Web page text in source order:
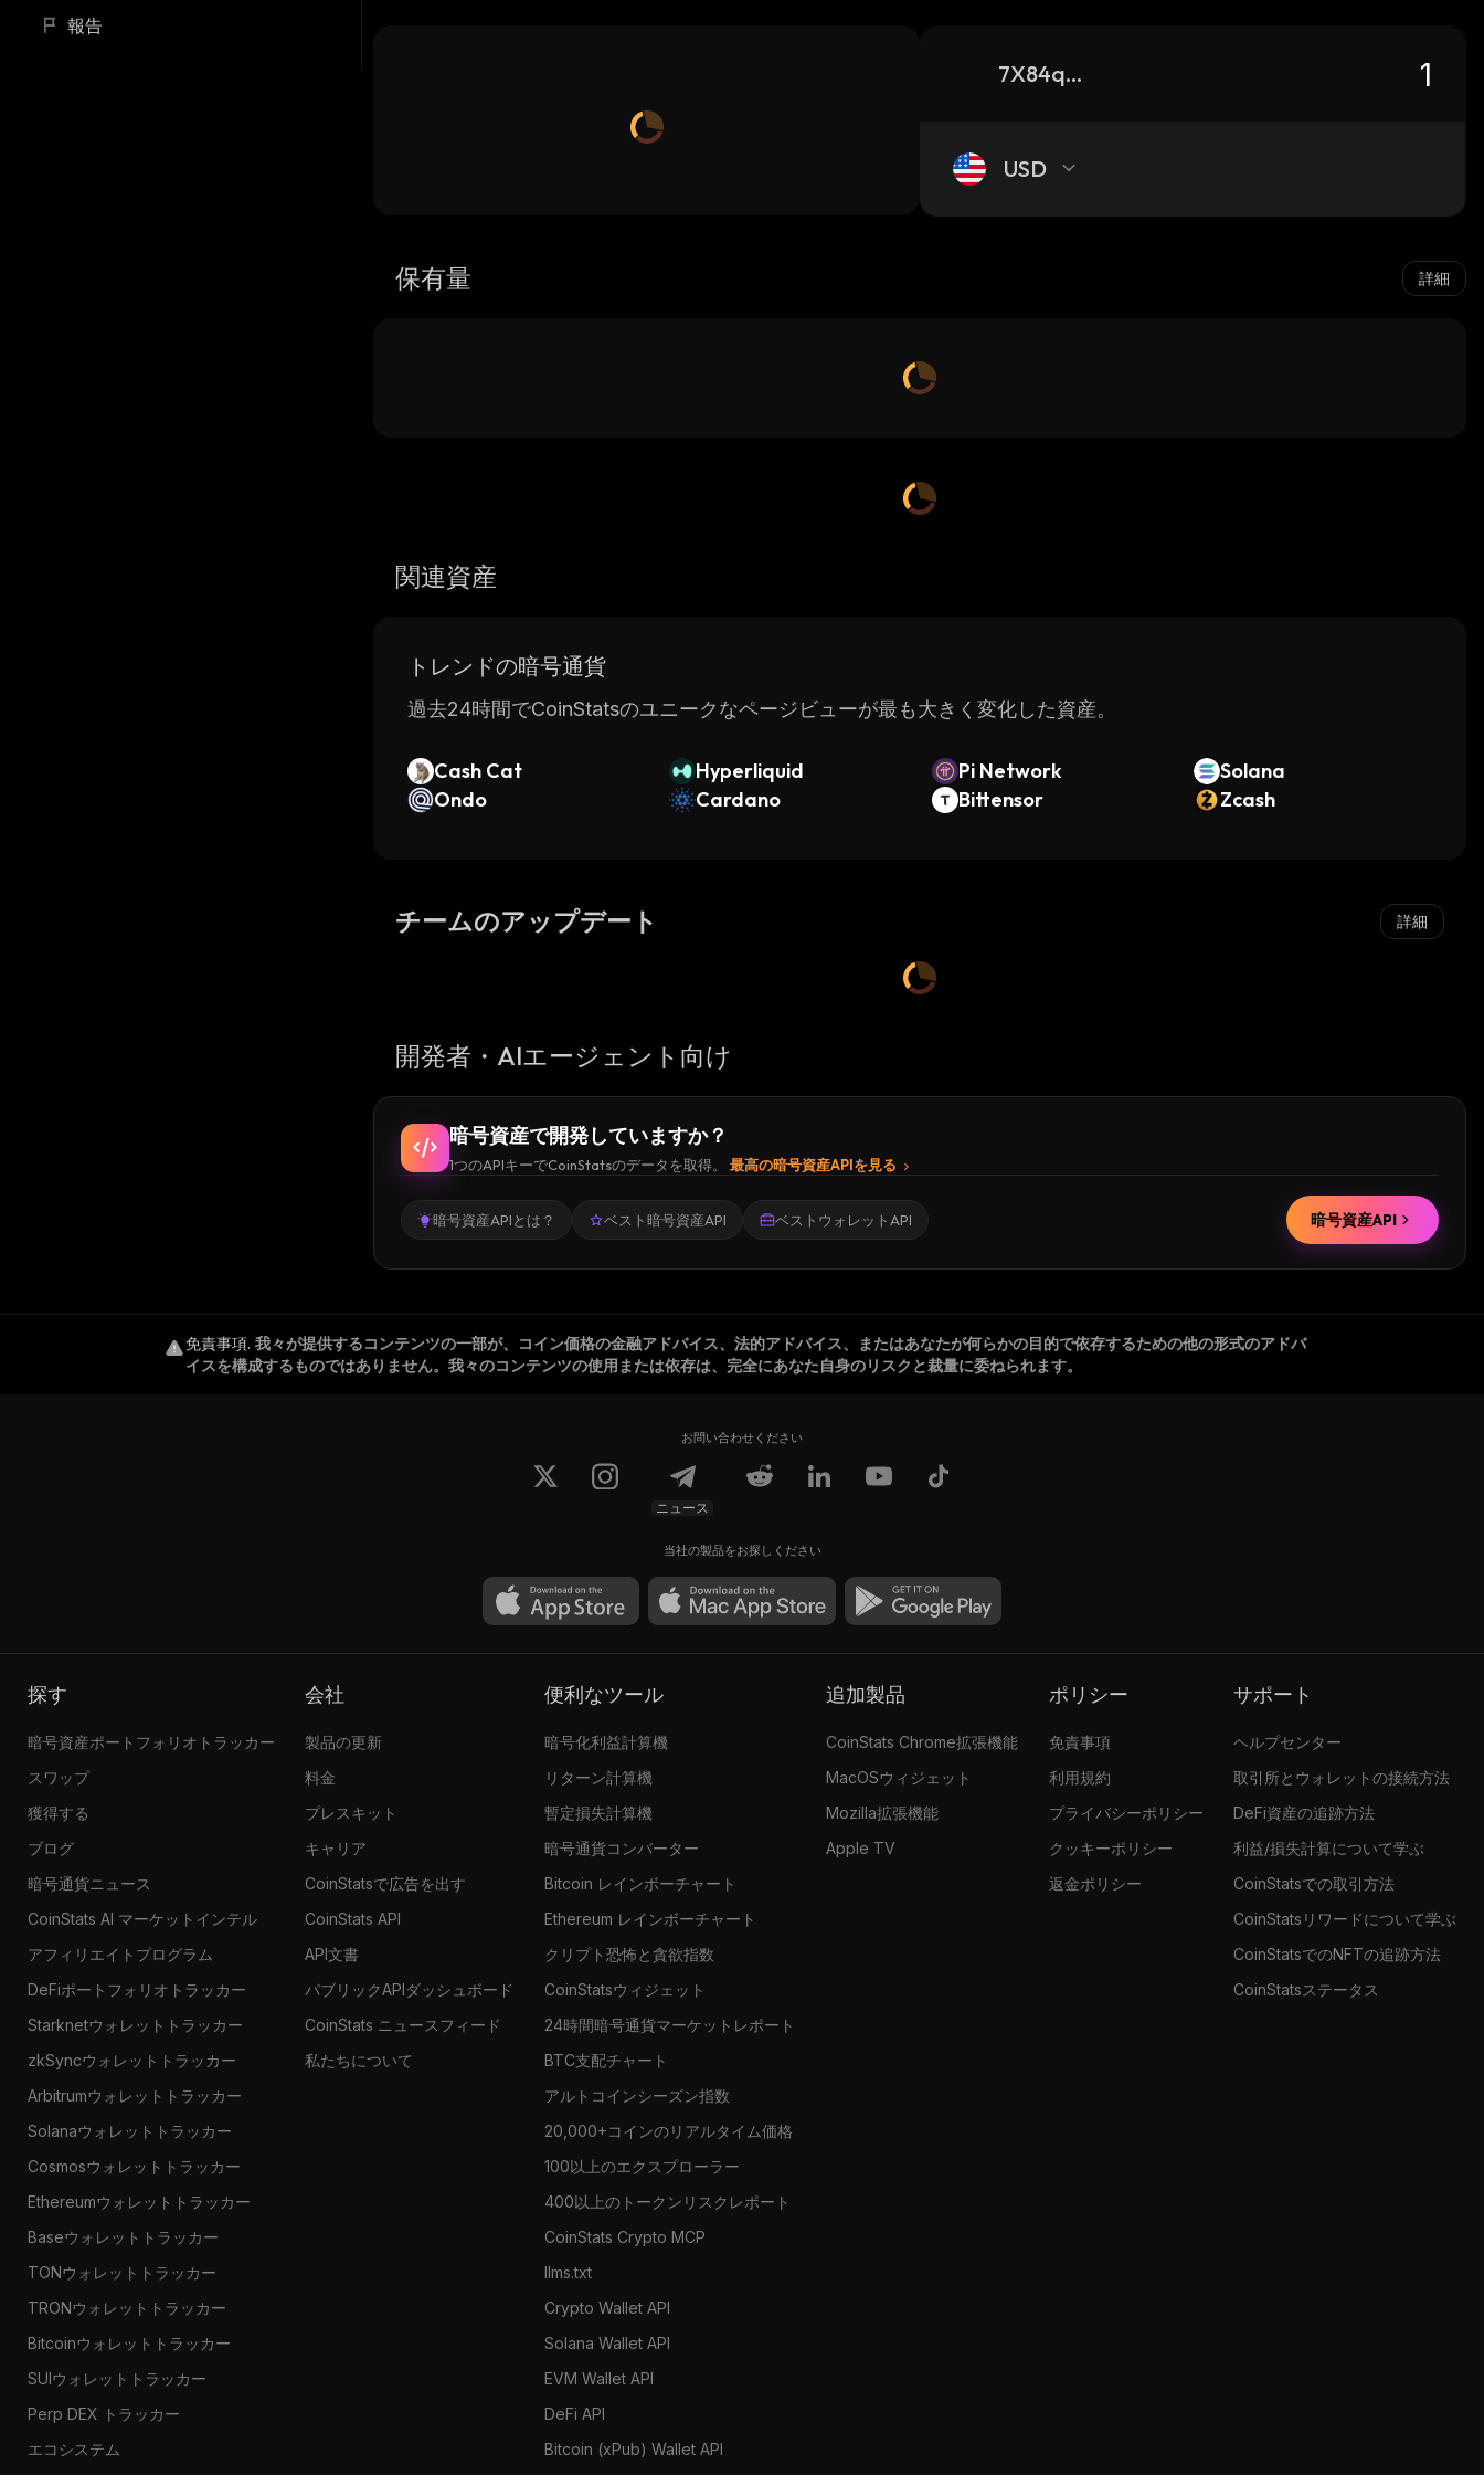
報告
7X84qLj14hs5j1YNGimWfhMEVMrnrCtkMUDnkWyk8jKA_solana
USD
保有量 詳細
関連資産
トレンドの暗号通貨
過去24時間でCoinStatsのユニークなページビューが最も大きく変化した資産。
Cash Cat Hyperliquid Pi Network
Solana
Ondo
Cardano Bittensor Zcash
チームのアップデート 詳細
開発者・AIエージェント向け
暗号資産で開発していますか？
1つのAPIキーでCoinStatsのデータを取得。 最高の暗号資産APIを見る
暗号資産APIとは？ ベスト暗号資産API ベストウォレットAPI 暗号資産API
免責事項. 我々が提供するコンテンツの一部が、コイン価格の金融アドバイス、法的アドバイス、またはあなたが何らかの目的で依存するための他の形式のアドバ
イスを構成するものではありません。我々のコンテンツの使用または依存は、完全にあなた自身のリスクと裁量に委ねられます。
お問い合わせください
ニュース
当社の製品をお探しください
探す
暗号資産ポートフォリオトラッカー
スワップ
獲得する
ブログ
暗号通貨ニュース
CoinStats AI マーケットインテル
アフィリエイトプログラム
DeFiポートフォリオトラッカー
Starknetウォレットトラッカー
zkSyncウォレットトラッカー
Arbitrumウォレットトラッカー
Solanaウォレットトラッカー
Cosmosウォレットトラッカー
Ethereumウォレットトラッカー
Baseウォレットトラッカー
TONウォレットトラッカー
TRONウォレットトラッカー
Bitcoinウォレットトラッカー
SUIウォレットトラッカー
Perp DEX トラッカー
エコシステム
会社
製品の更新
料金
プレスキット
キャリア
CoinStatsで広告を出す
CoinStats API
API文書
パブリックAPIダッシュボード
CoinStats ニュースフィード
私たちについて
便利なツール
暗号化利益計算機
リターン計算機
暫定損失計算機
暗号通貨コンバーター
Bitcoin レインボーチャート
Ethereum レインボーチャート
クリプト恐怖と貪欲指数
CoinStatsウィジェット
24時間暗号通貨マーケットレポート
BTC支配チャート
アルトコインシーズン指数
20,000+コインのリアルタイム価格
100以上のエクスプローラー
400以上のトークンリスクレポート
CoinStats Crypto MCP
llms.txt
Crypto Wallet API
Solana Wallet API
EVM Wallet API
DeFi API
Bitcoin (xPub) Wallet API
追加製品
CoinStats Chrome拡張機能
MacOSウィジェット
Mozilla拡張機能
Apple TV
ポリシー
免責事項
利用規約
プライバシーポリシー
クッキーポリシー
返金ポリシー
サポート
ヘルプセンター
取引所とウォレットの接続方法
DeFi資産の追跡方法
利益/損失計算について学ぶ
CoinStatsでの取引方法
CoinStatsリワードについて学ぶ
CoinStatsでのNFTの追跡方法
CoinStatsステータス